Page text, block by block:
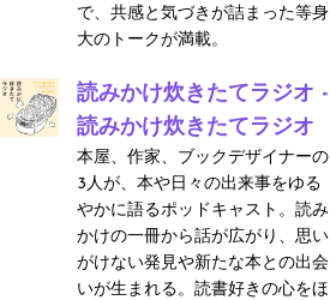
で、共感と気づきが詰まった等身
大のトークが満載。
読みかけ炊きたてラジオ -
読みかけ炊きたてラジオ
本屋、作家、ブックデザイナーの
3人が、本や日々の出来事をゆる
やかに語るポッドキャスト。読み
かけの一冊から話が広がり、思い
がけない発見や新たな本との出会
いが生まれる。読書好きの心をほ